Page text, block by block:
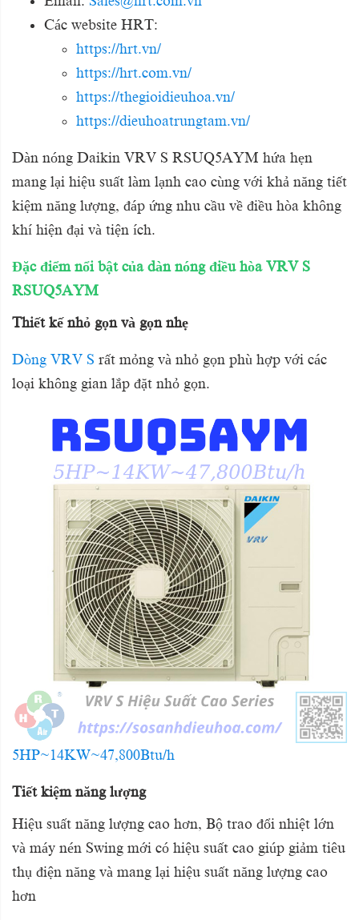
Các website HRT:
https://hrt.vn/
https://hrt.com.vn/
https://thegioidieuhoa.vn/
https://dieuhoatrungtam.vn/
Dàn nóng Daikin VRV S RSUQ5AYM hứa hẹn
mang lại hiệu suất làm lạnh cao cùng với khả năng tiết
kiệm năng lượng, đáp ứng nhu cầu về điều hòa không
khí hiện đại và tiện ích.
Đặc điểm nổi bật của dàn nóng điều hòa VRV S
RSUQ5AYM
Thiết kế nhỏ gọn và gọn nhẹ
Dòng VRV S rất mỏng và nhỏ gọn phù hợp với các
loại không gian lắp đặt nhỏ gọn.
5HP~14KW~47,800Btu/h
Tiết kiệm năng lượng
Hiệu suất năng lượng cao hơn, Bộ trao đổi nhiệt lớn
và máy nén Swing mới có hiệu suất cao giúp giảm tiêu
thụ điện năng và mang lại hiệu suất năng lượng cao
hơn